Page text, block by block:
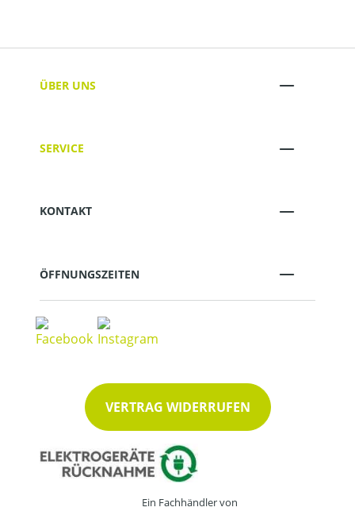
ÜBER UNS
SERVICE
KONTAKT
ÖFFNUNGSZEITEN
VERTRAG WIDERRUFEN
Ein Fachhändler von